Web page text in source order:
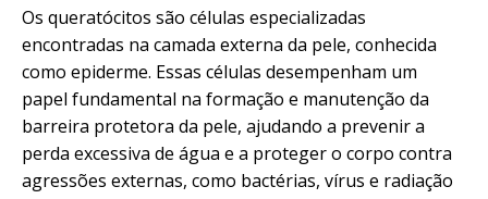
Os queratócitos são células especializadas
encontradas na camada externa da pele, conhecida
como epiderme. Essas células desempenham um
papel fundamental na formação e manutenção da
barreira protetora da pele, ajudando a prevenir a
perda excessiva de água e a proteger o corpo contra
agressões externas, como bactérias, vírus e radiação